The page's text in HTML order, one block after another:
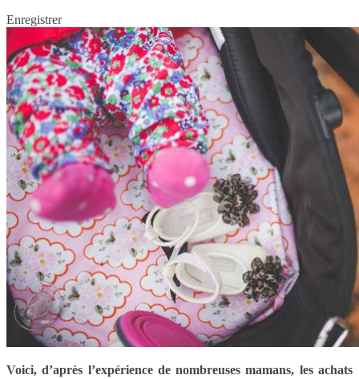
Enregistrer
Voici, d’après l’expérience de nombreuses mamans, les achats